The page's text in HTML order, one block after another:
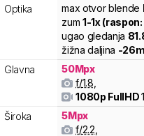
Optika
max otvor blende
zum1-1x (raspon:
ugao gledanja
žižna daljina -26
Glavna
50Mpx
f/1.8
1080p FullHD
Široka
5Mpx
f/2.2